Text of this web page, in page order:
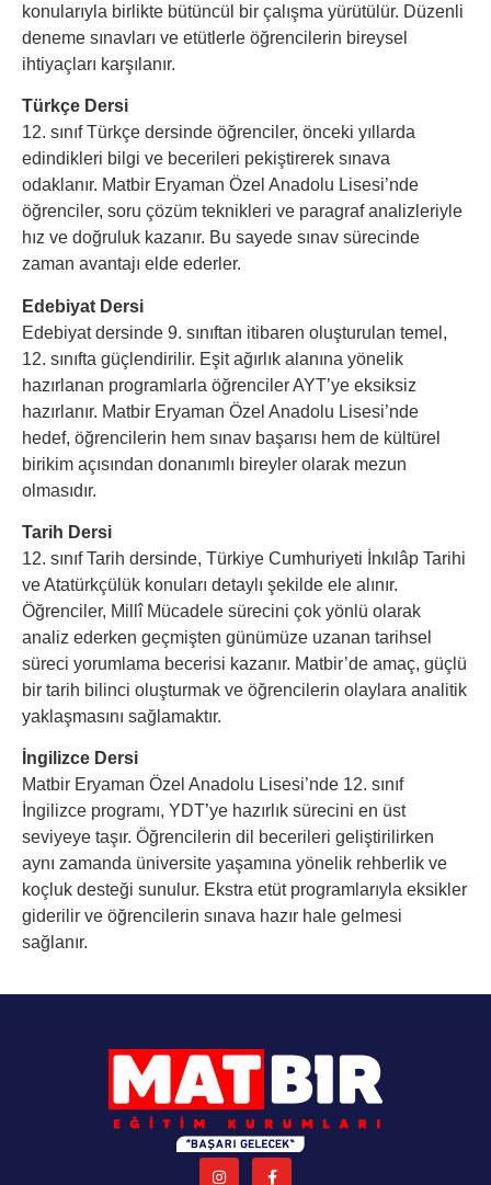
konularıyla birlikte bütüncül bir çalışma yürütülür. Düzenli
deneme sınavları ve etütlerle öğrencilerin bireysel
ihtiyaçları karşılanır.
Türkçe Dersi
12. sınıf Türkçe dersinde öğrenciler, önceki yıllarda
edindikleri bilgi ve becerileri pekiştirerek sınava
odaklanır. Matbir Eryaman Özel Anadolu Lisesi’nde
öğrenciler, soru çözüm teknikleri ve paragraf analizleriyle
hız ve doğruluk kazanır. Bu sayede sınav sürecinde
zaman avantajı elde ederler.
Edebiyat Dersi
Edebiyat dersinde 9. sınıftan itibaren oluşturulan temel,
12. sınıfta güçlendirilir. Eşit ağırlık alanına yönelik
hazırlanan programlarla öğrenciler AYT’ye eksiksiz
hazırlanır. Matbir Eryaman Özel Anadolu Lisesi’nde
hedef, öğrencilerin hem sınav başarısı hem de kültürel
birikim açısından donanımlı bireyler olarak mezun
olmasıdır.
Tarih Dersi
12. sınıf Tarih dersinde, Türkiye Cumhuriyeti İnkılâp Tarihi
ve Atatürkçülük konuları detaylı şekilde ele alınır.
Öğrenciler, Millî Mücadele sürecini çok yönlü olarak
analiz ederken geçmişten günümüze uzanan tarihsel
süreci yorumlama becerisi kazanır. Matbir’de amaç, güçlü
bir tarih bilinci oluşturmak ve öğrencilerin olaylara analitik
yaklaşmasını sağlamaktır.
İngilizce Dersi
Matbir Eryaman Özel Anadolu Lisesi’nde 12. sınıf
İngilizce programı, YDT’ye hazırlık sürecini en üst
seviyeye taşır. Öğrencilerin dil becerileri geliştirilirken
aynı zamanda üniversite yaşamına yönelik rehberlik ve
koçluk desteği sunulur. Ekstra etüt programlarıyla eksikler
giderilir ve öğrencilerin sınava hazır hale gelmesi
sağlanır.